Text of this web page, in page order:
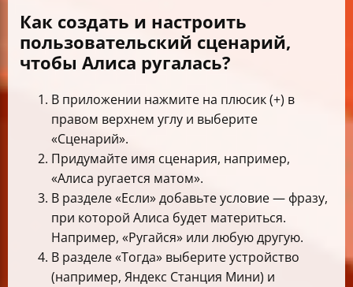
Как создать и настроить
пользовательский сценарий,
чтобы Алиса ругалась?
В приложении нажмите на плюсик (+) в
правом верхнем углу и выберите
«Сценарий».
Придумайте имя сценария, например,
«Алиса ругается матом».
В разделе «Если» добавьте условие — фразу,
при которой Алиса будет материться.
Например, «Ругайся» или любую другую.
В разделе «Тогда» выберите устройство
(например, Яндекс Станция Мини) и